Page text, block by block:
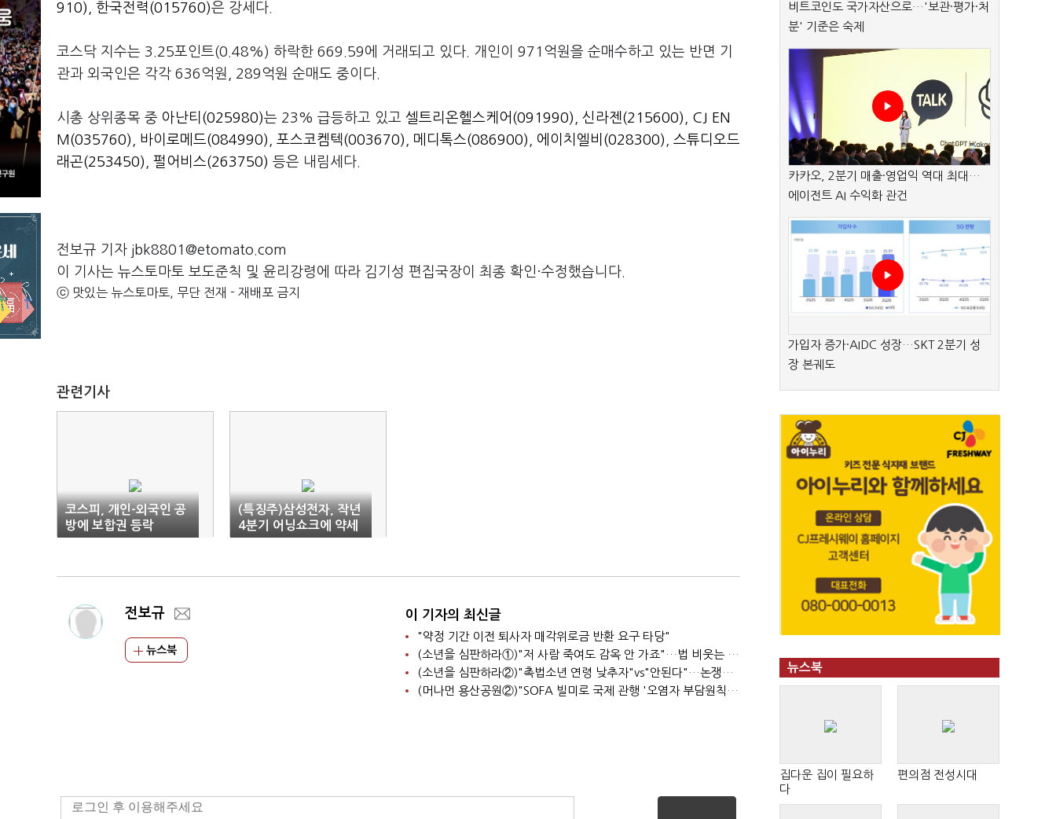
910)
한국전력(015760)은 강세다.
코스닥 지수는 3.25포인트(0.48%) 하락한 669.59에 거래되고 있다. 개인이 971억원을 순매수하고 있는 반면 기
관과 외국인은 각각 636억원, 289억원 순매도 중이다.
시총 상위종목 중 아난티(025980)는 23% 급등하고 있고 셀트리온헬스케어(091990) 신라젠(215600)
CJ EN
M(035760)
바이로메드(084990) 포스코켐텍(003670) 메디톡스(086900) 에이치엘비(028300)
스튜디오드
래곤(253450)
펄어비스(263750) 등은 내림세다.
전보규 기자 jbk8801@etomato.com
이 기사는 뉴스토마토 보도준칙 및 윤리강령에 따라 김기성 편집국장이 최종 확인·수정했습니다.
ⓒ 맛있는 뉴스토마토, 무단 전재 - 재배포 금지
관련기사
코스피, 개인-외국인 공
방에 보합권 등락
(특징주)삼성전자, 작년
4분기 어닝쇼크에 약세
전보규
뉴스북
이 기자의 최신글
"약정 기간 이전 퇴사자 매각위로금 반환 요구 타당"
(소년을 심판하라①)"저 사람 죽여도 감옥 안 가죠"…법 비웃는 소년들
(소년을 심판하라②)"촉법소년 연령 낮추자"vs"안된다"…논쟁만 반복
(머나먼 용산공원②)"SOFA 빌미로 국제 관행 '오염자 부담원칙' 무시"
비트코인도 국가자산으로…'보관·평가·처
분' 기준은 숙제
카카오, 2분기 매출·영업익 역대 최대…
에이전트 AI 수익화 관건
가입자 증가·AIDC 성장…SKT 2분기 성
장 본궤도
뉴스북
집다운 집이 필요하
다
편의점 전성시대